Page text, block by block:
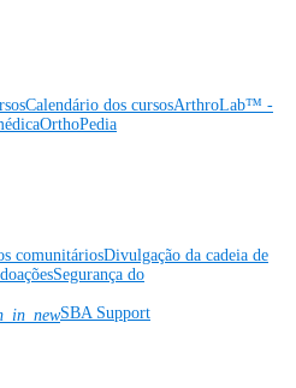
Calendário dos cursosArthroLab™ -
OrthoPedia
comunitáriosDivulgação da cadeia de
Segurança do
SBA Support